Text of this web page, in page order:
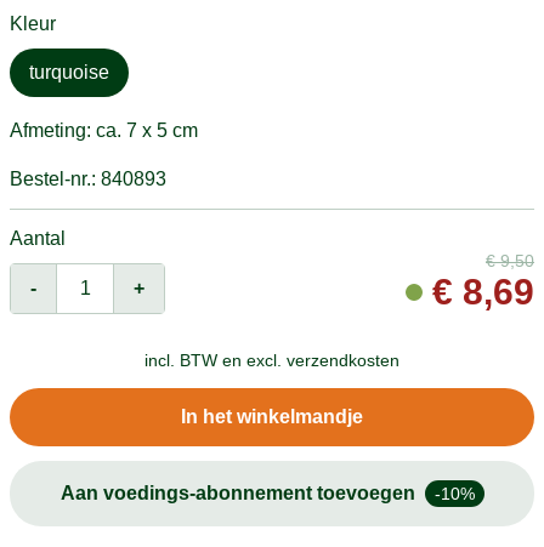
Kleur
turquoise
Afmeting: ca. 7 x 5 cm
Bestel-nr.: 840893
Aantal
- +
€9,50
€ 8,69
incl. BTW en excl. verzendkosten
In het winkelmandje
Aan voedings-abonnement toevoegen -10%